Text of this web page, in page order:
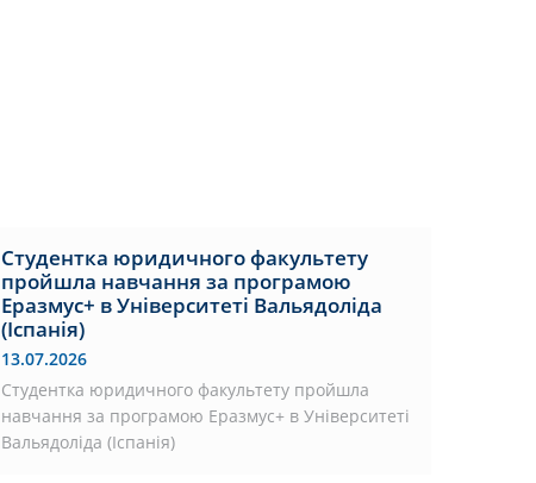
Студентка юридичного факультету
пройшла навчання за програмою
Еразмус+ в Університеті Вальядоліда
(Іспанія)
13.07.2026
Студентка юридичного факультету пройшла
навчання за програмою Еразмус+ в Університеті
Вальядоліда (Іспанія)